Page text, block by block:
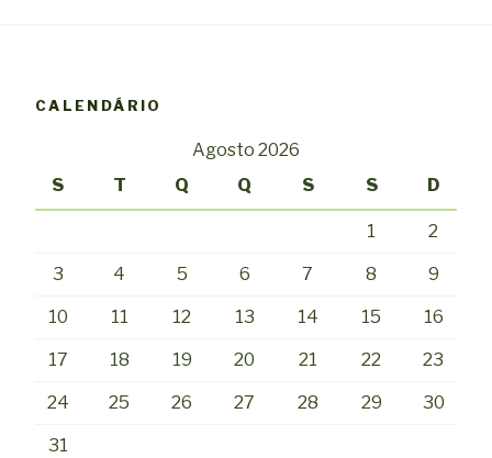
CALENDÁRIO
Agosto 2026
S
T Q Q S S D
1 2
3 4 5 6 7 8 9
10 11 12 13 14 15 16
17 18 19 20 21 22 23
24 25 26 27 28 29 30
31